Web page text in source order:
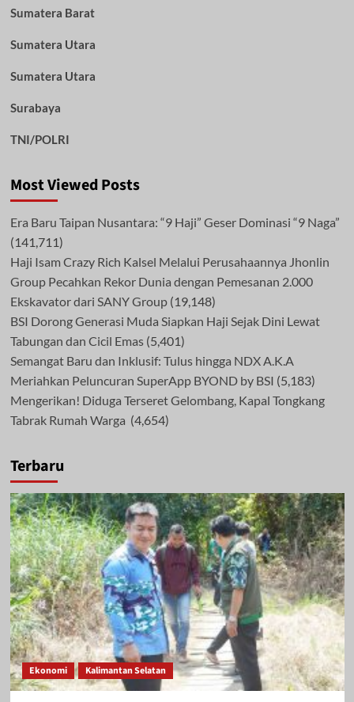
Sumatera Barat
Sumatera Utara
Sumatera Utara
Surabaya
TNI/POLRI
Most Viewed Posts
Era Baru Taipan Nusantara: “9 Haji” Geser Dominasi “9 Naga”
(141,711)
Haji Isam Crazy Rich Kalsel Melalui Perusahaannya Jhonlin
Group Pecahkan Rekor Dunia dengan Pemesanan 2.000
Ekskavator dari SANY Group (19,148)
BSI Dorong Generasi Muda Siapkan Haji Sejak Dini Lewat
Tabungan dan Cicil Emas (5,401)
Semangat Baru dan Inklusif: Tulus hingga NDX A.K.A
Meriahkan Peluncuran SuperApp BYOND by BSI (5,183)
Mengerikan! Diduga Terseret Gelombang, Kapal Tongkang
Tabrak Rumah Warga (4,654)
Terbaru
Ekonomi Kalimantan Selatan